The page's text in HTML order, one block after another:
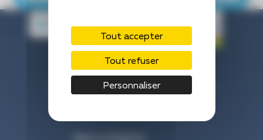
Tout accepter
Tout refuser
Personnaliser
Centre Hospitalier de Laval
33 Rue du Haut Rocher, 53000 Laval